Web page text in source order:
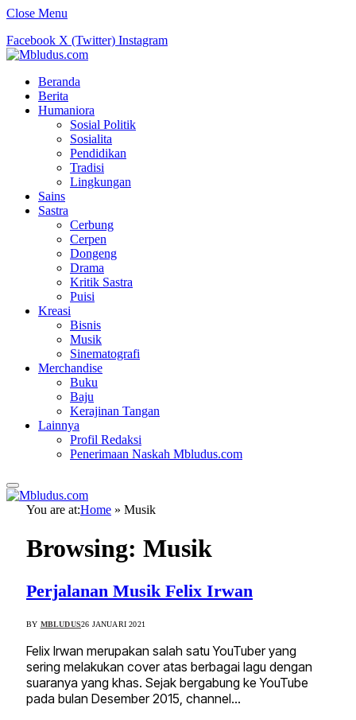
Close Menu
Facebook X (Twitter) Instagram
Beranda
Berita
Humaniora
Sosial Politik
Sosialita
Pendidikan
Tradisi
Lingkungan
Sains
Sastra
Cerbung
Cerpen
Dongeng
Drama
Kritik Sastra
Puisi
Kreasi
Bisnis
Musik
Sinematografi
Merchandise
Buku
Baju
Kerajinan Tangan
Lainnya
Profil Redaksi
Penerimaan Naskah Mbludus.com
You are at:Home » Musik
Browsing: Musik
Perjalanan Musik Felix Irwan
BY MBLUDUS26 JANUARI 2021
Felix Irwan merupakan salah satu YouTuber yang
sering melakukan cover atas berbagai lagu dengan
suaranya yang khas. Sejak bergabung ke YouTube
pada bulan Desember 2015, channel…